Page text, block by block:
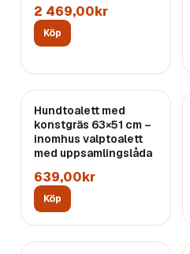
2 469,00kr
Köp
Hundtoalett med
konstgräs 63×51 cm –
inomhus valptoalett
med uppsamlingslåda
639,00kr
Köp